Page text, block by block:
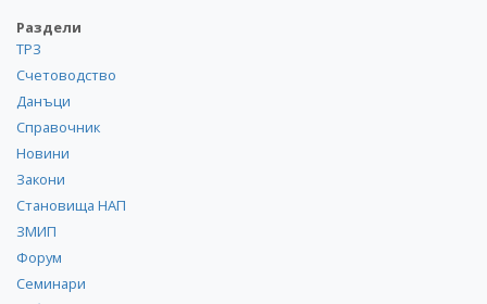
Раздели
ТРЗ
Счетоводство
Данъци
Справочник
Новини
Закони
Становища НАП
ЗМИП
Форум
Семинари